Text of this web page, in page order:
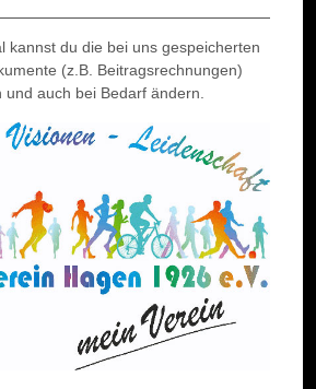
kannst du die bei uns gespeicherten
(z.B. Beitragsrechnungen)
und auch bei Bedarf ändern.